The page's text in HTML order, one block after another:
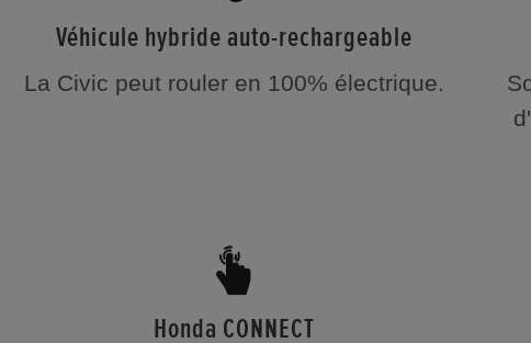
Véhicule hybride auto-rechargeable
La Civic peut rouler en 100% électrique.
Honda CONNECT